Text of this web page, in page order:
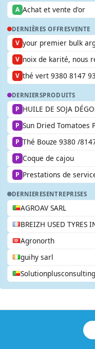
A Achat et vente d'or
DERNIÈRES OFFRESVENTE
V your premier bulk
V noix de karité, nous
V thé vert 9380 8147
DERNIERSPRODUITS
P HUILE DE SOJA
P Sun Dried Tomatoes
P Thé Bouze 9380 /
P Coque de cajou
P Prestations de
DERNIERESENTREPRISES
AGROAV SARL
BREIZH USED TYRES
Agronorth
guihy sarl
Solutionplusconsulting